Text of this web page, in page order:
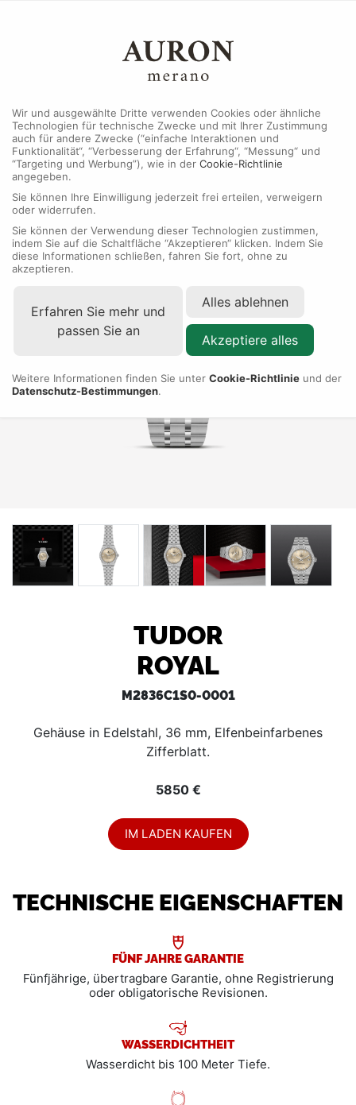
NEUE2026
TUDOR
ROYAL
M2836C1S0-0001
Gehäuse in Edelstahl, 36 mm, Elfenbeinfarbenes
Zifferblatt.
5850 €
IM LADEN KAUFEN
TECHNISCHE EIGENSCHAFTEN
FÜNF JAHRE GARANTIE
Fünfjährige, übertragbare Garantie, ohne Registrierung
oder obligatorische Revisionen.
WASSERDICHTHEIT
Wasserdicht bis 100 Meter Tiefe.
Wir und ausgewählte Dritte verwenden Cookies oder ähnliche
Technologien für technische Zwecke und mit Ihrer Zustimmung
auch für andere Zwecke (“einfache Interaktionen und
Funktionalität“, “Verbesserung der Erfahrung“, “Messung“ und
“Targeting und Werbung”), wie in der Cookie-Richtlinie
angegeben.
Sie können Ihre Einwilligung jederzeit frei erteilen, verweigern
oder widerrufen.
Sie können der Verwendung dieser Technologien zustimmen,
indem Sie auf die Schaltfläche “Akzeptieren“ klicken. Indem Sie
diese Informationen schließen, fahren Sie fort, ohne zu
akzeptieren.
Erfahren Sie mehr und
passen Sie an
Alles ablehnen
Akzeptiere alles
Weitere Informationen finden Sie unter Cookie-Richtlinie und der
Datenschutz-Bestimmungen.